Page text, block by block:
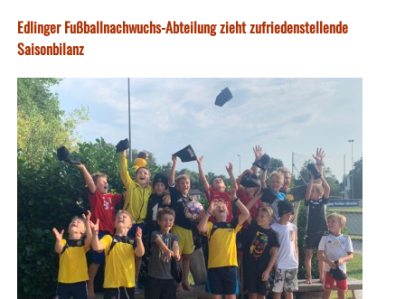
Edlinger Fußballnachwuchs-Abteilung zieht zufriedenstellende
Saisonbilanz